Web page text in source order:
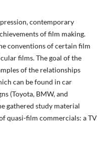
contemporary
of film making.
conventions of certain film
films. The goal of the
of the relationships
can be found in car
(Toyota, BMW, and
gathered study material
quasi-film commercials: a TV